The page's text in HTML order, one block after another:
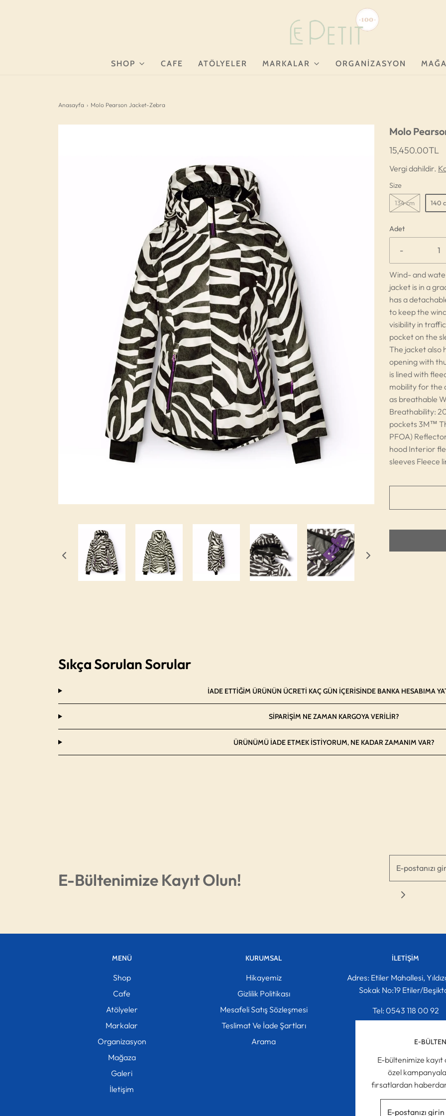
SHOP CAFE ATÖLYELER MARKALAR ORGANIZASYON
Anasayfa › Molo Pearson Jacket-Zebra
Molo
15,450.00TL
Vergi dahildir.
Size
134 cm 140
Adet
-
Wind- and
jacket is in a
has a
to keep the
visibility in
pocket on the
The jacket also
opening with
is lined with
mobility for the
as breathable
Breathability:
pockets 3M™
PFOA)
hood Interior
sleeves Fleece
Sıkça Sorulan Sorular
İADE ETTIĞIM ÜRÜNÜN ÜCRETI KAÇ GÜN IÇERISINDE BANKA HESABIMA
SIPARIŞIM NE ZAMAN KARGOYA VERILIR?
ÜRÜNÜMÜ IADE ETMEK ISTIYORUM, NE KADAR ZAMANIM VAR?
E-Bültenimize Kayıt Olun!
MENÜ
Shop
Cafe
Atölyeler
Markalar
Organizasyon
Mağaza
Galeri
İletişim
KURUMSAL
Hikayemiz
Gizlilik Politikası
Mesafeli Satış Sözleşmesi
Teslimat Ve İade Şartları
Arama
İLETIŞIM
Adres: Etiler Mahallesi,
Sokak No:19 Etiler/
Tel: 0543 118 00 92
E-BÜLTEN
E-bültenimize kayıt
özel
fırsatlardan